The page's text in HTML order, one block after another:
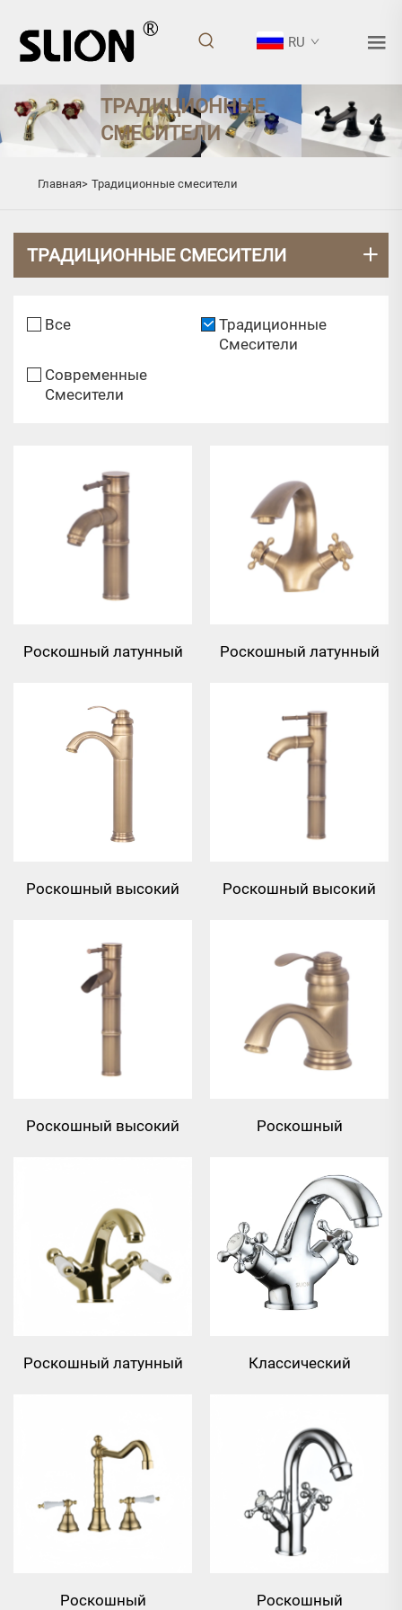
RU
ТРАДИЦИОННЫЕ
СМЕСИТЕЛИ
Главная> Традиционные смесители
ТРАДИЦИОННЫЕ СМЕСИТЕЛИ
Все
Традиционные
Смесители
Современные
Смесители
Роскошный латунный
раковины в виде
бамбука - бронза
Роскошный латунный
ручками - бронза
Роскошный высокий
латунный смеситель
для умывальника -
бронза
Роскошный высокий
виде бамбука - бронза
Роскошный высокий
эффектом водопада в
виде бамбука - бронза
Роскошный
латунный смеситель
для умывальника -
бронза
Роскошный латунный
для умывальника -
Золотой
Классический
латуни -
Хромированный
Роскошный Роскошный